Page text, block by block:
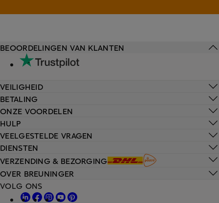
HULP
VEELGESTELDE VRAGEN
DIENSTEN
VERZENDING & BEZORGING
BEOORDELINGEN VAN KLANTEN
VEILIGHEID
BETALING
ONZE VOORDELEN
OVER BREUNINGER
VOLG ONS